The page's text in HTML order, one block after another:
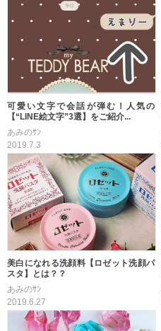
可愛い文字で会話が弾む！人気の
【“LINE絵文字”3選】をご紹介...
あみのｻﾝ
2019.7.3
美白になれる洗顔料【ロゼット洗顔パ
スタ】とは？？
あみのｻﾝ
2019.6.27